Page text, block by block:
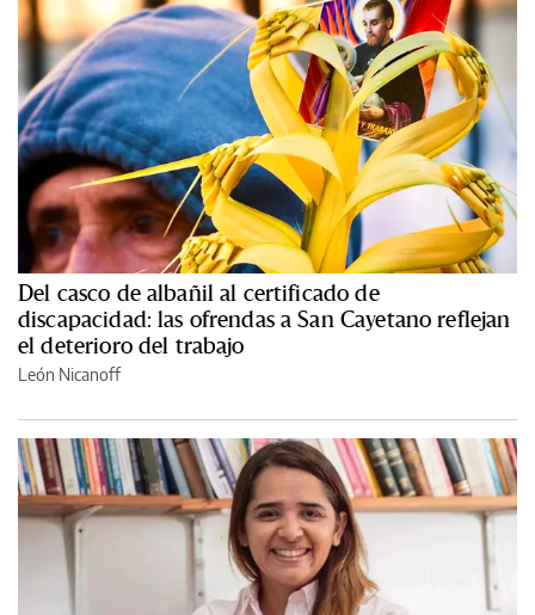
Del casco de albañil al certificado de
discapacidad: las ofrendas a San Cayetano reflejan
el deterioro del trabajo
León Nicanoff